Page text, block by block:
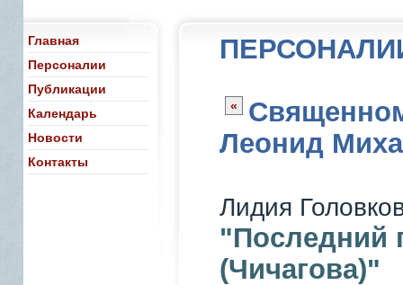
Главная
Персоналии
Публикации
Календарь
Новости
Контакты
«
Леонид
Лидия
"Последний
(Чичагова)"